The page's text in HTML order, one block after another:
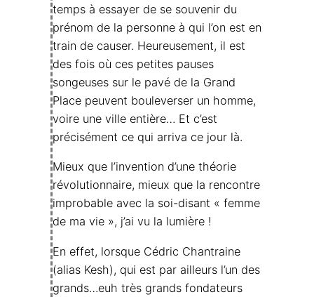
temps à essayer de se souvenir du
prénom de la personne à qui l’on est en
train de causer. Heureusement, il est
des fois où ces petites pauses
songeuses sur le pavé de la Grand
Place peuvent bouleverser un homme,
voire une ville entière… Et c’est
précisément ce qui arriva ce jour là.
Mieux que l’invention d’une théorie
révolutionnaire, mieux que la rencontre
improbable avec la soi-disant « femme
de ma vie », j’ai vu la lumière !
En effet, lorsque Cédric Chantraine
(alias Kesh), qui est par ailleurs l’un des
grands…euh très grands fondateurs